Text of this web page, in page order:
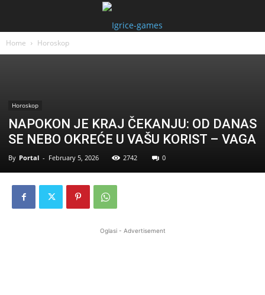
Home Horoskop
Horoskop
NAPOKON JE KRAJ ČEKANJU: OD DANAS
SE NEBO OKREĆE U VAŠU KORIST – VAGA
By Portal - February 5, 2026 2742 0
Oglasi - Advertisement